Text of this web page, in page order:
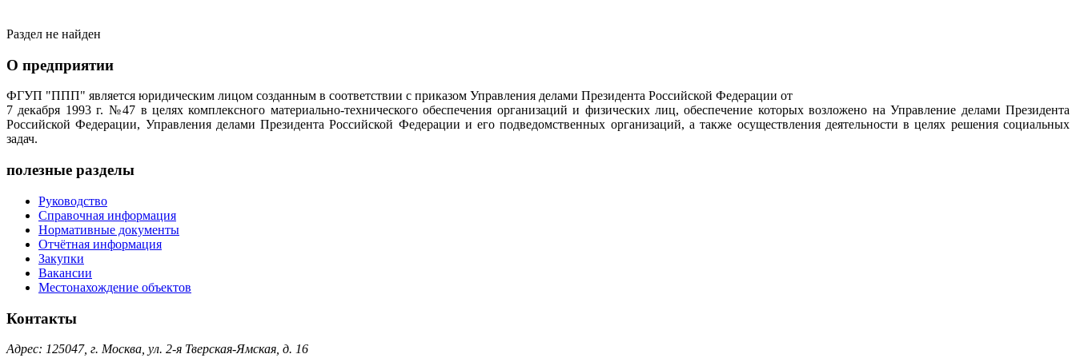
Раздел не найден
О предприятии
ФГУП "ППП" является юридическим лицом созданным в соответствии с приказом Управления делами Президента Российской Федерации от
7 декабря 1993 г. №47 в целях комплексного материально-технического обеспечения организаций и физических лиц, обеспечение которых возложено на Управление делами Президента
Российской Федерации, Управления делами Президента Российской Федерации и его подведомственных организаций, а также осуществления деятельности в целях решения социальных
задач.
полезные разделы
Руководство
Справочная информация
Нормативные документы
Отчётная информация
Закупки
Вакансии
Местонахождение объектов
Контакты
Адрес: 125047, г. Москва, ул. 2-я Тверская-Ямская, д. 16